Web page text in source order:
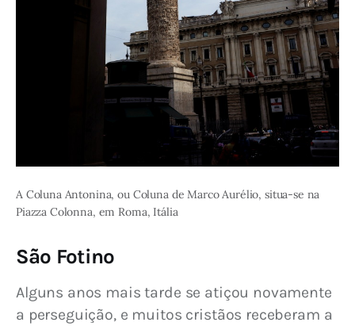
A Coluna Antonina, ou Coluna de Marco Aurélio, situa-se na
Piazza Colonna, em Roma, Itália
São Fotino
Alguns anos mais tarde se atiçou novamente
a perseguição, e muitos cristãos receberam a